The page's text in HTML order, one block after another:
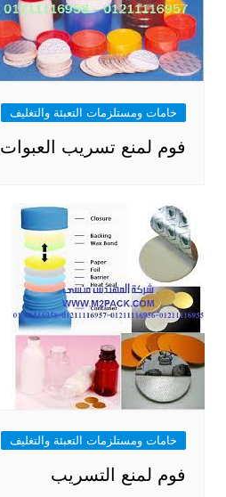
خامات ومستلزمات التعبئة والتغليف
فوم لمنع تسريب العبوات
خامات ومستلزمات التعبئة والتغليف
فوم لمنع التسريب